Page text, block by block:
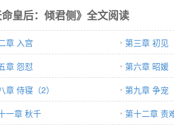
命皇后：倾君侧》全文阅读
章 入宫
第三章 初见
章 怨怼
第六章 昭媛
章 侍寝（2）
第九章 争宠
一章 秋千
第十二章 责